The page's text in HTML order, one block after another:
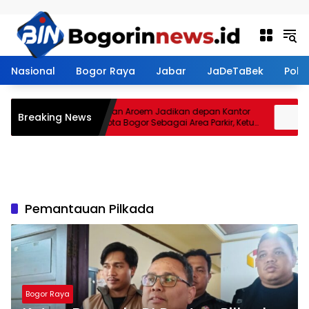
Nasional Bogor Raya Jabar JaDeTaBek
Breaking NewsRestoran Aroem Jadikan depan Kantor
PWI Kota Bogor Sebagai Area Parkir, Ketua
PWI Dilarang Parkir
Pemantauan Pilkada
Bogor Raya